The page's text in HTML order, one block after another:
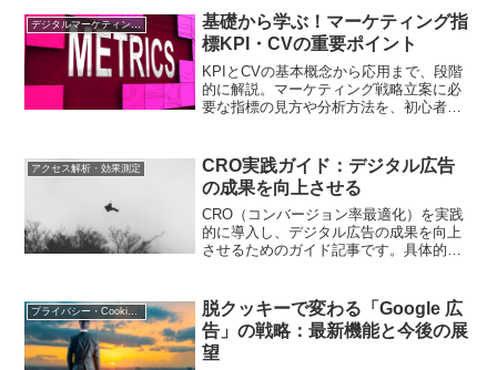
デジタルマーケティング基礎
基礎から学ぶ！マーケティング指
標KPI・CVの重要ポイント
KPIとCVの基本概念から応用まで、段階
的に解説。マーケティング戦略立案に必
要な指標の見方や分析方法を、初心者向
アクセス解析・効果測定
CRO実践ガイド：デジタル広告
の成果を向上させる
CRO（コンバージョン率最適化）を実践
的に導入し、デジタル広告の成果を向上
させるためのガイド記事です。具体的な
ムーズに導入できるようサポートしま
す。
プライバシー・Cookie規制
脱クッキーで変わる「Google 広
告」の戦略：最新機能と今後の展
望